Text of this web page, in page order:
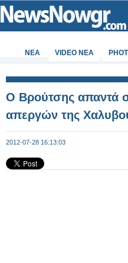
ΝΕΑ VIDEO NEA
Ο Βρούτσης απαντά
απεργών της
2012-07-28 16:13:03